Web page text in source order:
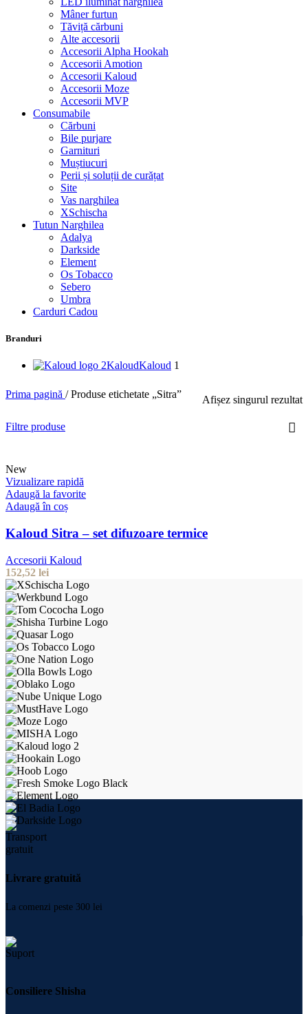
Mâner furtun
Tăviță cărbuni
Alte accesorii
Accesorii Alpha Hookah
Accesorii Amotion
Accesorii Kaloud
Accesorii Moze
Accesorii MVP
Consumabile
Cărbuni
Bile purjare
Garnituri
Muștiucuri
Perii și soluții de curățat
Site
Vas narghilea
XSchischa
Tutun Narghilea
Adalya
Darkside
Element
Os Tobacco
Sebero
Umbra
Carduri Cadou
Branduri
KaloudKaloud 1
Prima pagină / Produse etichetate „Sitra” Afișez singurul rezultat
Filtre produse
New
Vizualizare rapidă
Adaugă la favorite
Adaugă în coș
Kaloud Sitra – set difuzoare termice
Accesorii Kaloud
152,52 lei
Livrare gratuită
La comenzi peste 300 lei
Consiliere Shisha